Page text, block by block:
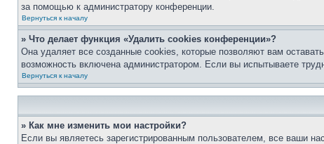
за помощью к администратору конференции.
Вернуться к началу
» Что делает функция «Удалить cookies конференции»?
Она удаляет все созданные cookies, которые позволяют вам
возможность включена администратором. Если вы испытываете
Вернуться к началу
» Как мне изменить мои настройки?
Если вы являетесь зарегистрированным пользователем, все ваши